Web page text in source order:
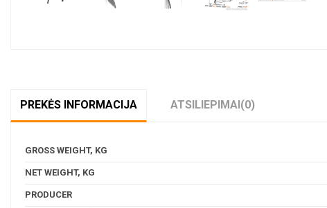
PREKĖS INFORMACIJA ATSILIEPIMAI(0)
GROSS WEIGHT, KG
NET WEIGHT, KG
PRODUCER